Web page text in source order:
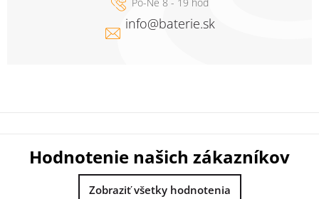
info@baterie.sk
Hodnotenie našich zákazníkov
Zobraziť všetky hodnotenia